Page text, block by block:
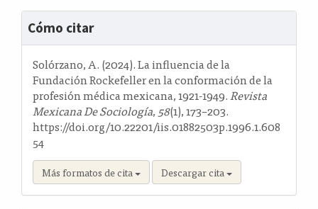
Detalles
del
artículo
Cómo citar
Solórzano, A. (2024). La influencia de la
Fundación Rockefeller en la conformación de la
profesión médica mexicana, 1921-1949.Revista
Mexicana De Sociología,58(1), 173–203.
https://doi.org/10.22201/iis.01882503p.1996.1.608
54
Más formatos de cita Descargar cita